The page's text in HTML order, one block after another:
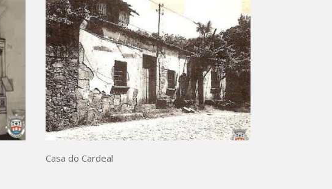
Casa do Cardeal